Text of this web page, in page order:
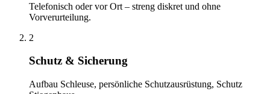
Telefonisch oder vor Ort – streng diskret und ohne
Vorverurteilung.
2
Schutz & Sicherung
Aufbau Schleuse, persönliche Schutzausrüstung, Schutz